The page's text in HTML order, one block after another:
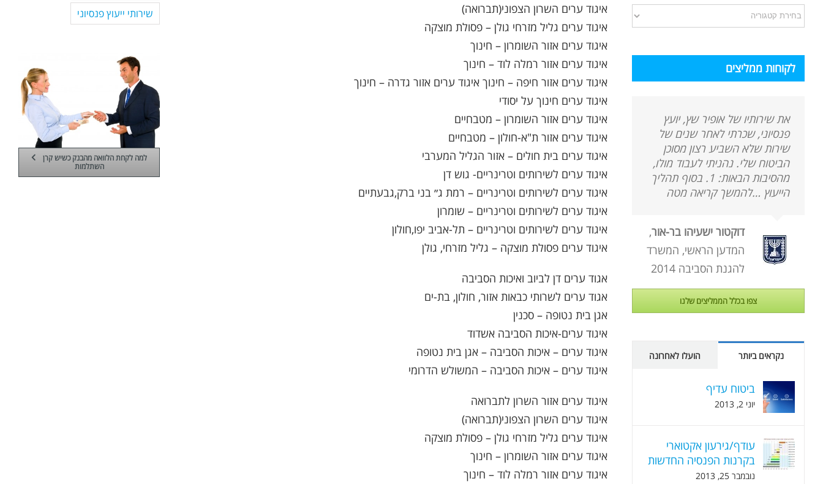
איגוד ערים השרון הצפוני(תברואה)
איגוד ערים גליל מזרחי גולן – פסולת מוצקה
איגוד ערים אזור השומרון – חינוך
איגוד ערים אזור רמלה לוד – חינוך
איגוד ערים אזור חיפה – חינוך איגוד ערים אזור גדרה – חינוך
איגוד ערים חינוך על יסודי
איגוד ערים אזור השומרון – מטבחיים
איגוד ערים אזור ת"א-חולון – מטבחיים
איגוד ערים בית חולים – אזור הגליל המערבי
איגוד ערים לשירותים וטרינריים- גוש דן
איגוד ערים לשירותים וטרינריים – רמת ג״ בני ברק,גבעתיים
איגוד ערים לשירותים וטרינריים – שומרון
איגוד ערים לשירותים וטרינריים – תל-אביב יפו,חולון
איגוד ערים פסולת מוצקה – גליל מזרחי, גולן
אגוד ערים דן לביוב ואיכות הסביבה
אגוד ערים לשרותי כבאות אזור, חולון, בת-ים
אגן בית נטופה – סכנין
איגוד ערים-איכות הסביבה אשדוד
איגוד ערים – איכות הסביבה – אגן בית נטופה
איגוד ערים – איכות הסביבה – המשולש הדרומי
איגוד ערים אזור השרון לתברואה
איגוד ערים השרון הצפוני(תברואה)
איגוד ערים גליל מזרחי גולן – פסולת מוצקה
איגוד ערים אזור השומרון – חינוך
איגוד ערים אזור רמלה לוד – חינוך
שירותי ייעוץ פנסיוני
למה לקחת הלוואה מהבנק כשיש קרן
השתלמות
קטגוריות
המאמרים
לקוחות ממליצים
את שירותיו של אופיר שץ, יועץ
פנסיוני, שכרתי לאחר שנים של
שירות שלא השביע רצון מסוכן
הביטוח שלי. נהניתי לעבוד מולו,
מהסיבות הבאות: 1. בסוף תהליך
הייעוץ …להמשך קריאה מטה
דוקטור ישעיהו בר-אור,
המדען הראשי, המשרד
להגנת הסביבה 2014
צפו בכלל הממליצים שלנו
נקראים ביותר הועלו לאחרונה
ביטוח עדיף
יוני 2, 2013
עודף/גירעון אקטוארי
בקרנות הפנסיה החדשות
נובמבר 25, 2013